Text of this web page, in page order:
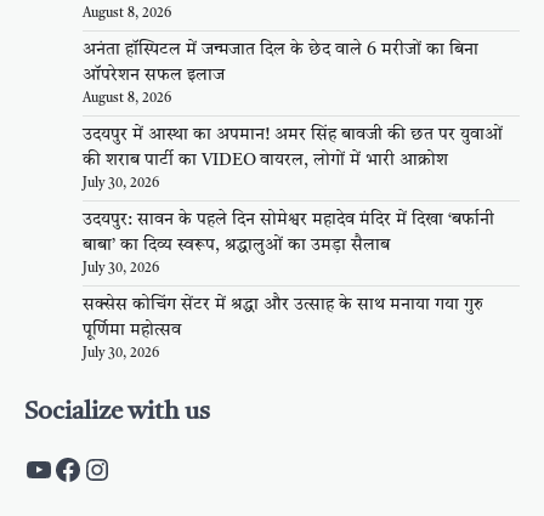
August 8, 2026
अनंता हॉस्पिटल में जन्मजात दिल के छेद वाले 6 मरीजों का बिना
ऑपरेशन सफल इलाज
August 8, 2026
उदयपुर में आस्था का अपमान! अमर सिंह बावजी की छत पर युवाओं
की शराब पार्टी का VIDEO वायरल, लोगों में भारी आक्रोश
July 30, 2026
उदयपुर: सावन के पहले दिन सोमेश्वर महादेव मंदिर में दिखा ‘बर्फानी
बाबा’ का दिव्य स्वरूप, श्रद्धालुओं का उमड़ा सैलाब
July 30, 2026
सक्सेस कोचिंग सेंटर में श्रद्धा और उत्साह के साथ मनाया गया गुरु
पूर्णिमा महोत्सव
July 30, 2026
Socialize with us
https://www.youtube.com/c/
https://www.facebook.com/
Instagram